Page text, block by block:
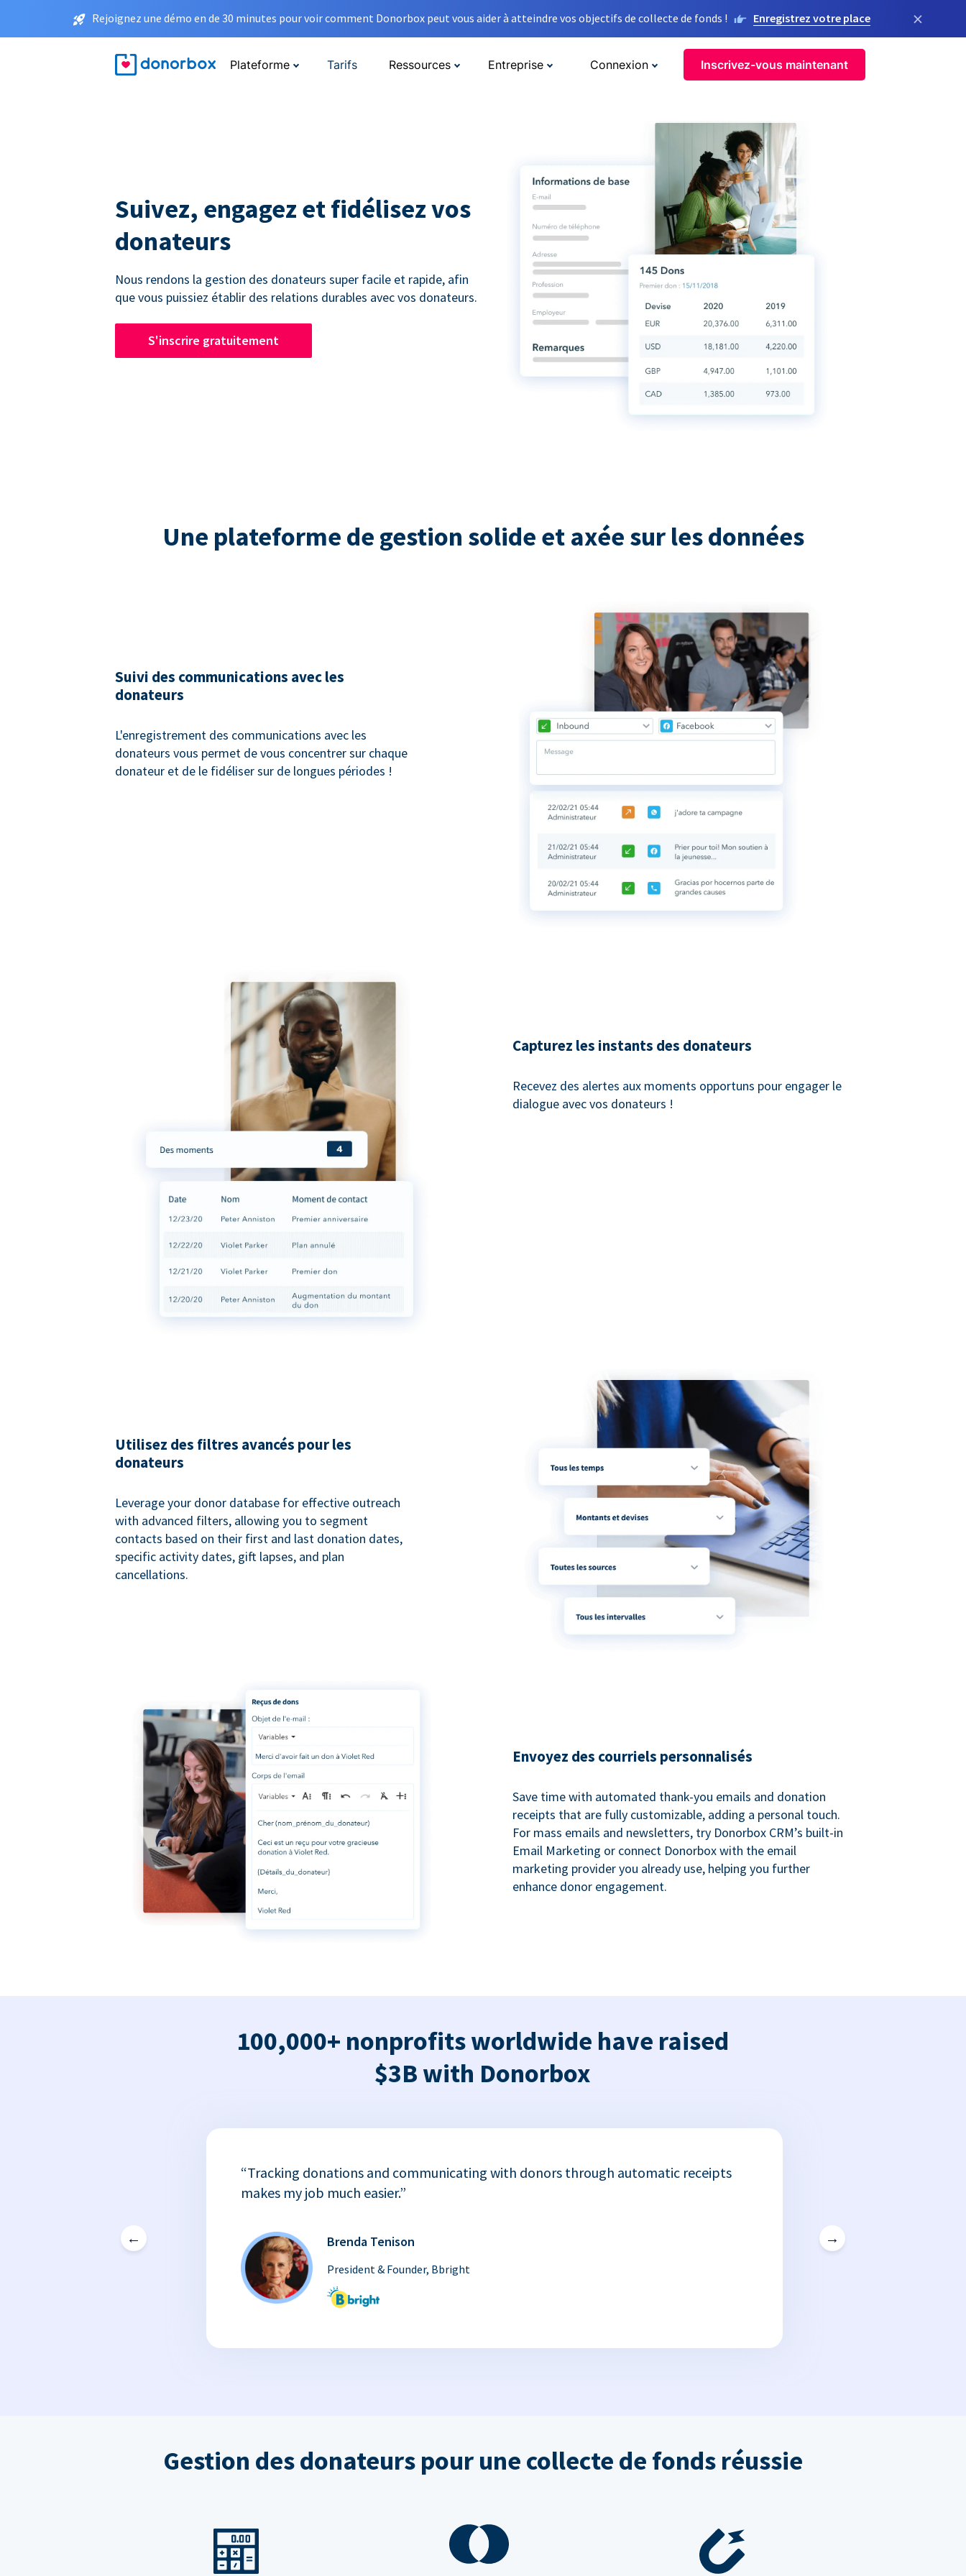
Rejoignez une démo en de 30 minutes pour voir comment Donorbox peut vous aider à atteindre vos objectifs de collecte de fonds ! Enregistrez votre place ×
Plateforme Tarifs Ressources Entreprise Connexion Inscrivez-vous maintenant
Suivez, engagez et fidélisez vos
donateurs
Nous rendons la gestion des donateurs super facile et rapide, afin
que vous puissiez établir des relations durables avec vos donateurs.
S'inscrire gratuitement
Une plateforme de gestion solide et axée sur les données
Suivi des communications avec les
donateurs
L'enregistrement des communications avec les
donateurs vous permet de vous concentrer sur chaque
donateur et de le fidéliser sur de longues périodes !
Capturez les instants des donateurs
Recevez des alertes aux moments opportuns pour engager le
dialogue avec vos donateurs !
Utilisez des filtres avancés pour les
donateurs
Leverage your donor database for effective outreach
with advanced filters, allowing you to segment
contacts based on their first and last donation dates,
specific activity dates, gift lapses, and plan
cancellations.
Envoyez des courriels personnalisés
Save time with automated thank-you emails and donation
receipts that are fully customizable, adding a personal touch.
For mass emails and newsletters, try Donorbox CRM’s built-in
Email Marketing or connect Donorbox with the email
marketing provider you already use, helping you further
enhance donor engagement.
100,000+ nonprofits worldwide have raised
$3B with Donorbox
←
“Tracking donations and communicating with donors through automatic receipts
makes my job much easier.”
Brenda Tenison
President & Founder, Bbright
→
Gestion des donateurs pour une collecte de fonds réussie